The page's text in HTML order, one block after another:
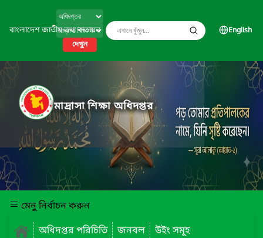
বাংলাদেশ জাতীয় তথ্য বাতায়ন
দেখুন
English
মাদ্রাসা শিক্ষা অধিদপ্তর
মেনু নির্বাচন করুন
অধিদপ্তর পরিচিতি
জনবল
উইং সমূ্হ